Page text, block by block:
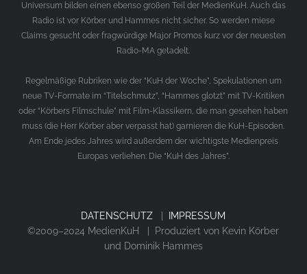
Universum bilden einen ebenso großen Teil der MedienKuH. Auch das
Radio ist vor Körber und Hammes nicht sicher. So werden miese
Claims gesucht oder fragwürdige Major Promos kurz vor der neuesten
Radio-MA getadelt.
Regelmäßige Rubriken wie der “KuH der Woche”, Spekulationen um
neue TV-Formate im “Titelschmutz”, “Hammes glotzt” mit TV-Kritiken
oder “Körbers Filmschule” mit Film-Klassikern, die man gesehen haben
muss (die Herr Körber aber verpasst hat) garnieren die KuH-Episoden.
Am Ende jedes Jahres wird außerdem der wichtigste Medienpreis
Europas verliehen: Die “KuH des Jahres”.
DATENSCHUTZ
IMPRESSUM
©2009–2024 MedienKuH | Produziert von Kevin Körber
und Dominik Hammes